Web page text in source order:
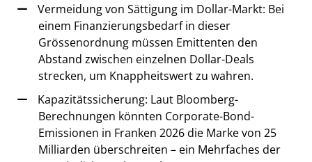
Vermeidung von Sättigung im Dollar-Markt: Bei
einem Finanzierungsbedarf in dieser
Grössenordnung müssen Emittenten den
Abstand zwischen einzelnen Dollar-Deals
strecken, um Knappheitswert zu wahren.
Kapazitätssicherung: Laut Bloomberg-
Berechnungen könnten Corporate-Bond-
Emissionen in Franken 2026 die Marke von 25
Milliarden überschreiten – ein Mehrfaches der